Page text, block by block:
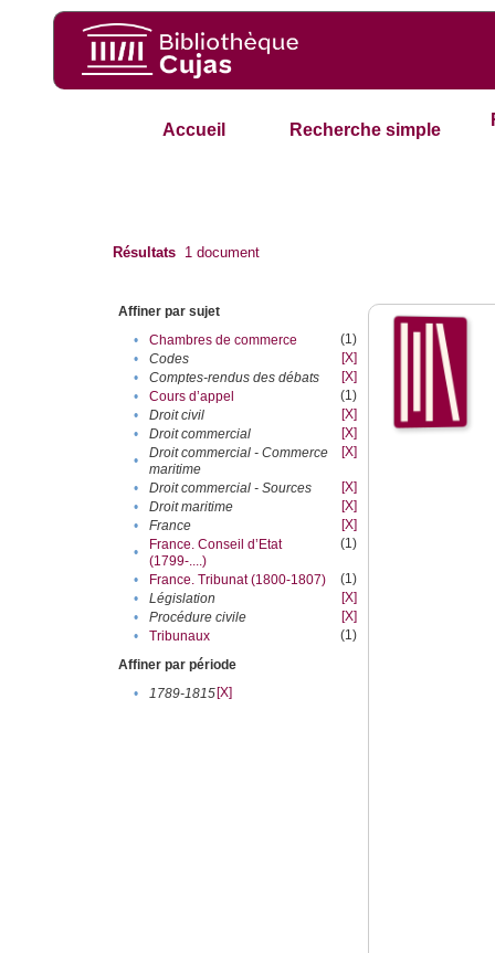
Accueil Recherche simple
Résultats 1 document
Affiner par sujet
•
Chambres de commerce
(1)
•
Codes
[X]
•
Comptes-rendus des débats
[X]
•
Cours d’appel
(1)
•
Droit civil
[X]
•
Droit commercial
[X]
•
Droit commercial - Commerce
maritime
[X]
• Droit commercial - Sources
[X]
•
Droit maritime
[X]
•
France
[X]
•
France. Conseil d’Etat
(1799-....)
(1)
• France. Tribunat (1800-1807)
(1)
•
Législation
[X]
•
Procédure civile
[X]
•
Tribunaux
(1)
Affiner par période
•
1789-1815[X]